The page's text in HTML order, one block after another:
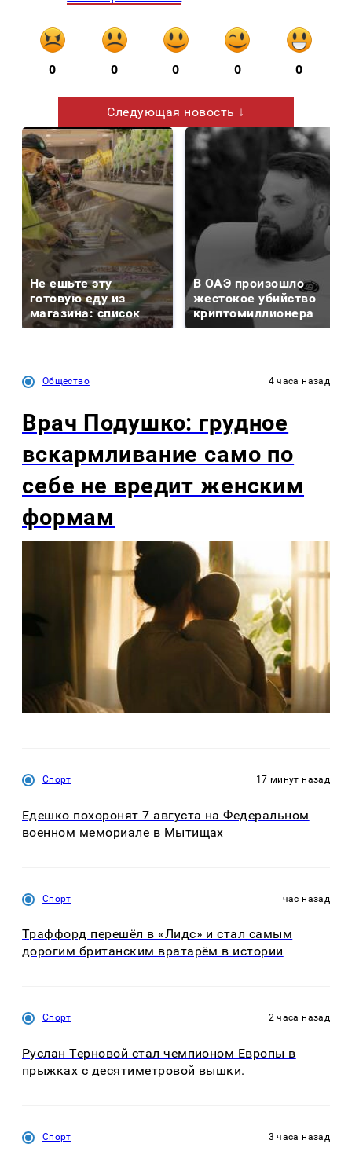
0 0 0 0 0
Следующая новость ↓
Не ешьте эту
готовую еду из
магазина: список
В ОАЭ произошло
жестокое убийство
криптомиллионера
Общество 4 часа назад
Врач Подушко: грудное
вскармливание само по
себе не вредит женским
формам
Спорт 17 минут назад
Едешко похоронят 7 августа на Федеральном
военном мемориале в Мытищах
Спорт час назад
Траффорд перешёл в «Лидс» и стал самым
дорогим британским вратарём в истории
Спорт 2 часа назад
Руслан Терновой стал чемпионом Европы в
прыжках с десятиметровой вышки.
Спорт 3 часа назад